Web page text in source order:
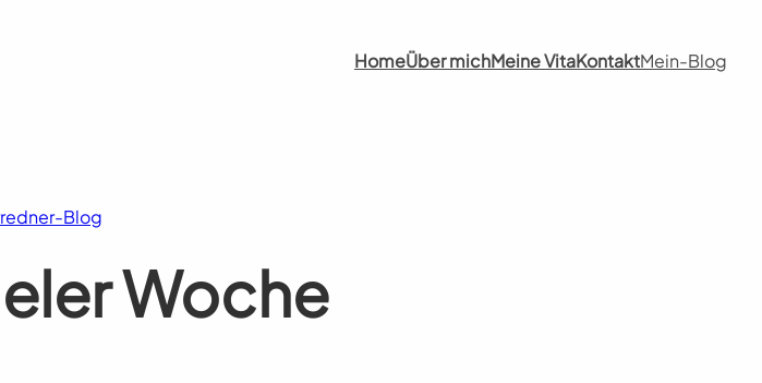
HomeÜber michMeine VitaKontaktMein-Blog
Blog
Woche